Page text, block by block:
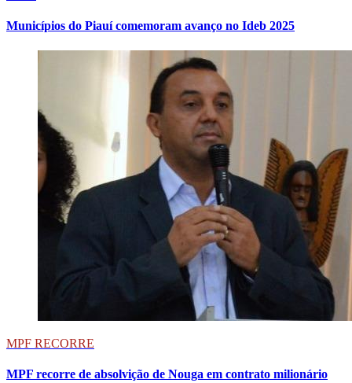
Municípios do Piauí comemoram avanço no Ideb 2025
MPF RECORRE
MPF recorre de absolvição de Nouga em contrato milionário